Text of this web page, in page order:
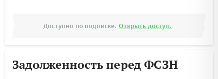
Доступно по подписке. Открыть доступ.
Задолженность перед ФСЗН